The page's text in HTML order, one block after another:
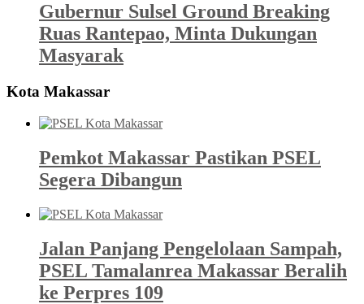
Gubernur Sulsel Ground Breaking
Ruas Rantepao, Minta Dukungan
Masyarak
Kota Makassar
Pemkot Makassar Pastikan PSEL
Segera Dibangun
Jalan Panjang Pengelolaan Sampah,
PSEL Tamalanrea Makassar Beralih
ke Perpres 109